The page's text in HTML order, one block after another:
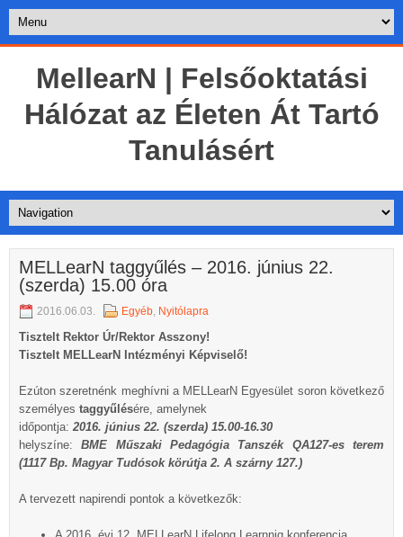
MellearN | Felsőoktatási
Hálózat az Életen Át Tartó
Tanulásért
MELLearN taggyűlés – 2016. június 22.
(szerda) 15.00 óra
2016.06.03. Egyéb, Nyitólapra
Tisztelt Rektor Úr/Rektor Asszony!
Tisztelt MELLearN Intézményi Képviselő!
Ezúton szeretnénk meghívni a MELLearN Egyesület soron következő
személyes taggyűlésére, amelynek
időpontja: 2016. június 22. (szerda) 15.00-16.30
helyszíne:BME Műszaki Pedagógia Tanszék QA127-es terem
(1117 Bp. Magyar Tudósok körútja 2. A szárny 127.)
A tervezett napirendi pontok a következők: